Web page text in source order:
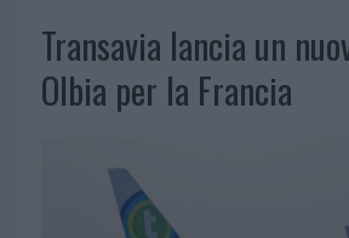
Transavia lancia un
Olbia per la Francia